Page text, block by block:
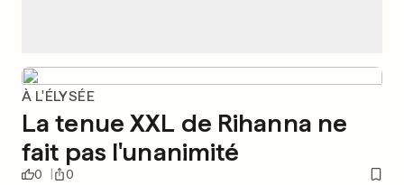
À L'ÉLYSÉE
La tenue XXL de Rihanna ne
fait pas l'unanimité
0 0